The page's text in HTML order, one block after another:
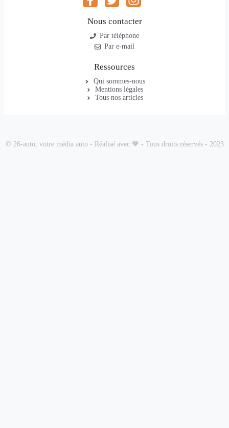
Nous contacter
Par téléphone
Par e-mail
Ressources
Qui sommes-nous
Mentions légales
Tous nos articles
© 26-auto, votre média auto - Réalisé avec 🧡 - Tous droits réservés - 2023